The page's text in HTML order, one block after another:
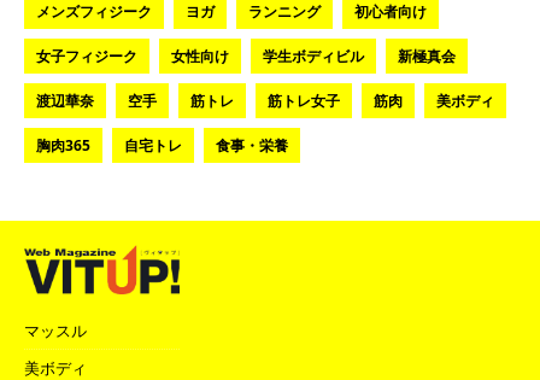
メンズフィジーク ヨガ ランニング 初心者向け
女子フィジーク 女性向け 学生ボディビル 新極真会
渡辺華奈 空手 筋トレ 筋トレ女子 筋肉 美ボディ
胸肉365 自宅トレ 食事・栄養
マッスル
美ボディ